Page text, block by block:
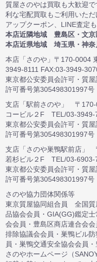
質屋さのやは買取も大歓迎
利な宅配買取もご利用いた
アップクーポン、LINE査定
本店近隣地域 豊島区・文京
本店近県地域 埼玉県・神奈
本店「さのや」〒170-0004
3949-8111 FAX:03-3949-
東京都公安委員会許可・質
許可番号第305498301997号
支店「駅前さのや」 〒
コービル２F TEL/03-3949-
東京都公安委員会許可・質
許可番号第305498301997号
支店「さのや巣鴨駅前店」
若杉ビル２F TEL/03-6903-
東京都公安委員会許可・質
許可番号第305498301997号
さのや協力団体関係等
東京質屋協同組合員 全国
品協会会員・GIA(GG)鑑定
会会員・豊島区商店連合会
排除協議会会員・巣鴨ビル
員・巣鴨交通安全協会会員
さのやホームページ（